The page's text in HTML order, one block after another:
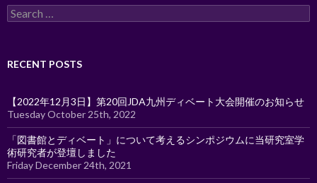
Search
for:
RECENT POSTS
【2022年12月3日】第20回JDA九州ディベート大会開催のお知らせ
Tuesday October 25th, 2022
「図書館とディベート」について考えるシンポジウムに当研究室学
術研究者が登壇しました
Friday December 24th, 2021